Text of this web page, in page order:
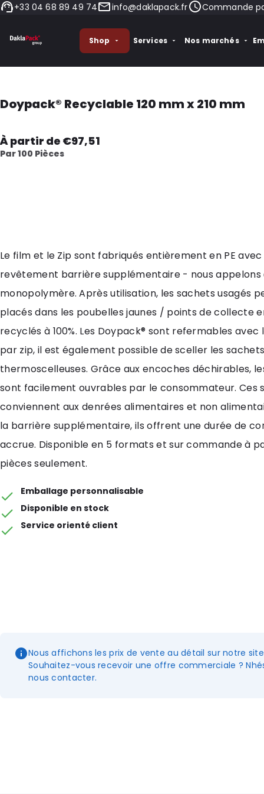
+33 04 68 89 49 74 info@daklapack.fr Commande
Shop Services Nos marchés
Doypack® Recyclable 120 mm x 210 mm
À partir de €97,51
Par 100 Pièces
Le film et le Zip sont fabriqués entièrement en PE avec
revêtement barrière supplémentaire - nous
monopolymère. Après utilisation, les sachets usagés
placés dans les poubelles jaunes / points de collecte
recyclés à 100%. Les Doypack® sont refermables
par zip, il est également possible de sceller les
thermoscelleuses. Grâce aux encoches déchirables,
sont facilement ouvrables par le consommateur. Ces
conviennent aux denrées alimentaires et non
la barrière supplémentaire, ils offrent une durée de
accrue. Disponible en 5 formats et sur commande à
pièces seulement.
Emballage personnalisable
Disponible en stock
Service orienté client
Nous affichons les prix de vente au détail sur notre
Souhaitez-vous recevoir une offre commerciale ?
nous contacter.